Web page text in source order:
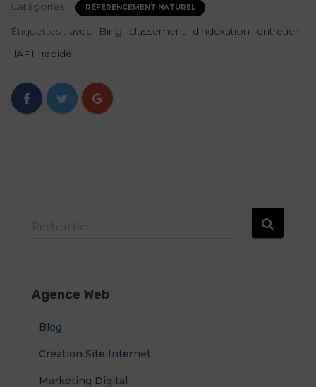
Catégories : RÉFÉRENCEMENT NATUREL
Étiquettes : avec Bing classement dindexation
entretien
lAPI
rapide
R
r
Rechercher…
Agence Web
Blog
Création Site Internet
Marketing Digital